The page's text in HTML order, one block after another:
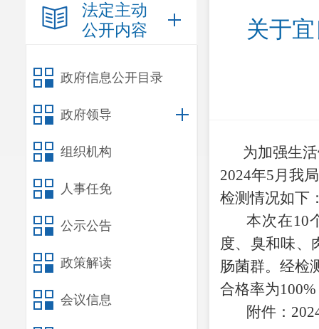
法定主动
公开内容
政府信息公开目录
政府领导
组织机构
人事任免
公示公告
政策解读
会议信息
关于
为加强生
2024年5月我
检测情况如下
本次在10
度、臭和味、
肠菌群。经检
合格率为100%
附件： 20